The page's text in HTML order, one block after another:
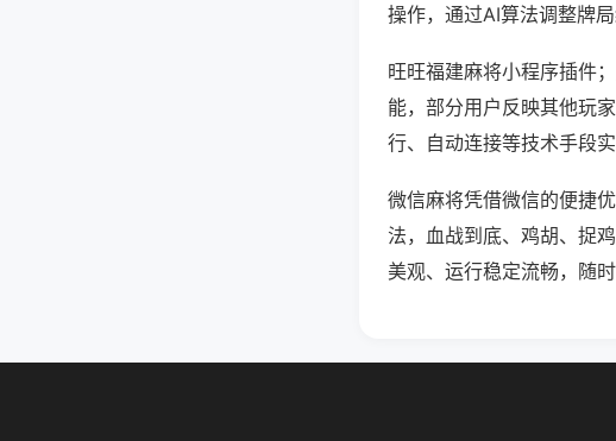
操作，通过AI算法调整牌局
旺旺福建麻将小程序插件
能，部分用户反映其他玩
行、自动连接等技术手段实
微信麻将凭借微信的便捷
法，血战到底、鸡胡、捉
美观、运行稳定流畅，随